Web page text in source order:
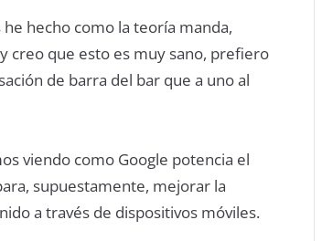
hecho como la teoría manda,
creo que esto es muy sano, prefiero
de barra del bar que a uno al
viendo como Google potencia el
supuestamente, mejorar la
a través de dispositivos móviles.